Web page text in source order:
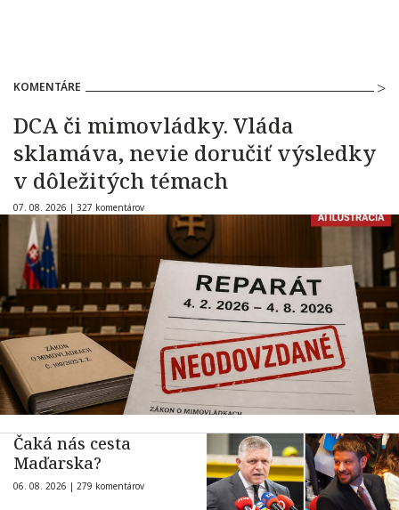
KOMENTÁRE
DCA či mimovládky. Vláda
sklamáva, nevie doručiť výsledky
v dôležitých témach
07. 08. 2026 | 327 komentárov
Čaká nás cesta
Maďarska?
06. 08. 2026 | 279 komentárov